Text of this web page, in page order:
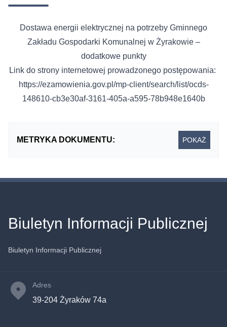
Dostawa energii elektrycznej na potrzeby Gminnego
Zakładu Gospodarki Komunalnej w Żyrakowie –
dodatkowe punkty
Link do strony internetowej prowadzonego postępowania:
https://ezamowienia.gov.pl/mp-client/search/list/ocds-
148610-cb3e30af-3161-405a-a595-78b948e1640b
METRYKA DOKUMENTU: POKAŻ
Biuletyn Informacji Publicznej
Biuletyn Informacji Publicznej
Adres
39-204 Żyraków 74a